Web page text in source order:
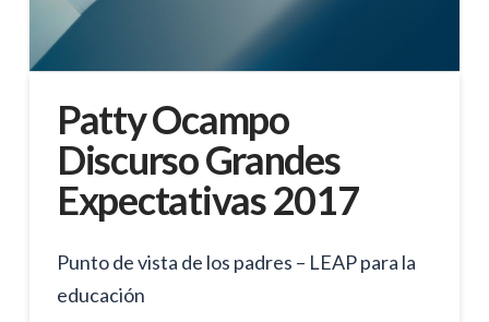
Patty Ocampo
Discurso Grandes
Expectativas 2017
Punto de vista de los padres – LEAP para la
educación